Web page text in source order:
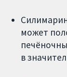
может
в